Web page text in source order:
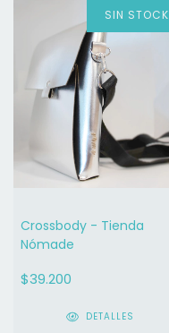
SIN STOCK
Crossbody - Tienda
Nómade
$39.200
DETALLES